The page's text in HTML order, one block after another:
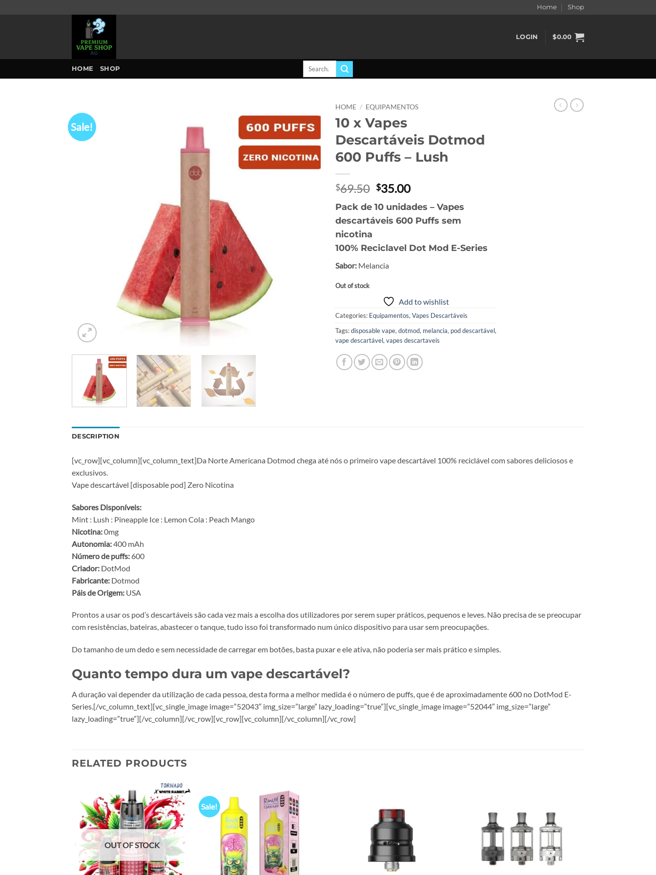
Home Shop
LOGIN $0.00
HOME SHOP
Search
Sale!
Add to
wishlist
HOME / EQUIPAMENTOS
10 x Vapes
Descartáveis Dotmod
600 Puffs – Lush
$69.50 Original
was:
$69.50.
$35.00Current
is:
$35.00.
Pack de 10 unidades – Vapes
descartáveis 600 Puffs sem
nicotina
100% Reciclavel Dot Mod E-Series
Sabor: Melancia
Out of stock
Add to wishlist
Categories: Equipamentos,Vapes Descartáveis
Tags:disposable vape,dotmod, melancia, pod descartável,
vape descartável,vapes descartaveis
DESCRIPTION
[vc_row][vc_column][vc_column_text]Da Norte Americana Dotmod chega até nós o primeiro vape descartável 100% reciclável com sabores deliciosos e
exclusivos.
Vape descartável [disposable pod] Zero Nicotina
Sabores Disponíveis:
Mint : Lush : Pineapple Ice : Lemon Cola : Peach Mango
Nicotina:0mg
Autonomia:400 mAh
Número de puffs: 600
Criador: DotMod
Fabricante: Dotmod
Páis de Origem: USA
Prontos a usar os pod’s descartáveis são cada vez mais a escolha dos utilizadores por serem super práticos, pequenos e leves. Não precisa de se preocupar
com resistências, bateiras, abastecer o tanque, tudo isso foi transformado num único dispositivo para usar sem preocupações.
Do tamanho de um dedo e sem necessidade de carregar em botões, basta puxar e ele ativa, não poderia ser mais prático e simples.
Quanto tempo dura um vape descartável?
A duração vai depender da utilização de cada pessoa, desta forma a melhor medida é o número de puffs, que é de aproximadamente 600 no DotMod E-
Series.[/vc_column_text][vc_single_image image=”52043″ img_size=”large” lazy_loading=”true”][vc_single_image image=”52044″ img_size=”large”
lazy_loading=”true”][/vc_column][/vc_row][vc_row][vc_column][/vc_column][/vc_row]
RELATED PRODUCTS
Add to
wishlist
OUT OF STOCK
Sale!
Add to
wishlist